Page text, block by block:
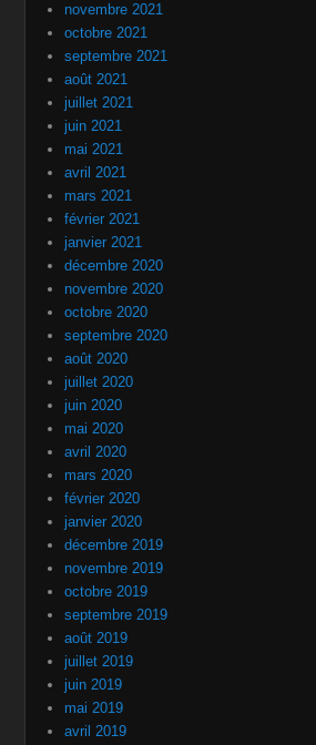
novembre 2021
octobre 2021
septembre 2021
août 2021
juillet 2021
juin 2021
mai 2021
avril 2021
mars 2021
février 2021
janvier 2021
décembre 2020
novembre 2020
octobre 2020
septembre 2020
août 2020
juillet 2020
juin 2020
mai 2020
avril 2020
mars 2020
février 2020
janvier 2020
décembre 2019
novembre 2019
octobre 2019
septembre 2019
août 2019
juillet 2019
juin 2019
mai 2019
avril 2019